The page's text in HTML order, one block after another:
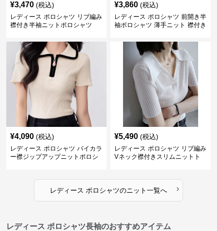
¥3,470 (税込)
レディース ポロシャツ リブ編み
襟付き半袖ニットポロシャツ
¥3,860 (税込)
レディース ポロシャツ 前開き半
袖ポロシャツ 薄手ニット 襟付き
¥4,090 (税込)
レディース ポロシャツ バイカラ
ー襟ジップアップニットポロシ
¥5,490 (税込)
レディース ポロシャツ リブ編み
Vネック襟付きスリムニットト
レディース ポロシャツのニット一覧へ ›
レディース ポロシャツ長袖のおすすめアイテム